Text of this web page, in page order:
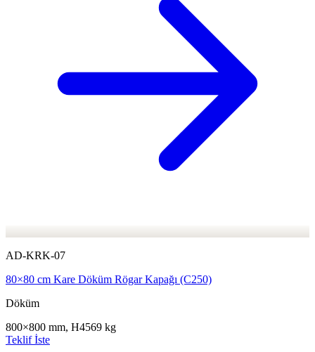
AD-KRK-07
80×80 cm Kare Döküm Rögar Kapağı (C250)
Döküm
800×800 mm, H4569 kg
Teklif İste